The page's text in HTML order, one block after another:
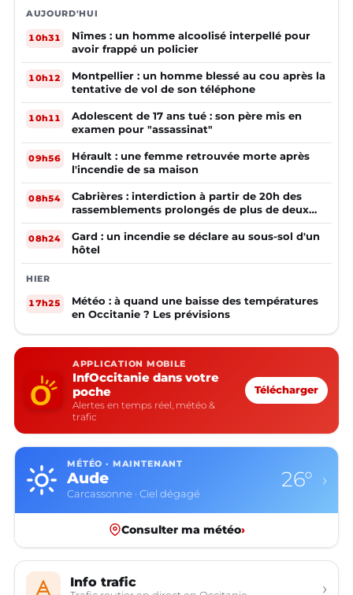
AUJOURD'HUI
10h31
Nîmes : un homme alcoolisé interpellé pour
avoir frappé un policier
10h12
Montpellier : un homme blessé au cou après la
tentative de vol de son téléphone
10h11
Adolescent de 17 ans tué : son père mis en
examen pour "assassinat"
09h56
Hérault : une femme retrouvée morte après
l'incendie de sa maison
08h54
Cabrières : interdiction à partir de 20h des
rassemblements prolongés de plus de deux
mineurs non accompagnés d'un adulte
08h24
Gard : un incendie se déclare au sous-sol d'un
hôtel
HIER
17h25
Météo : à quand une baisse des températures
en Occitanie ? Les prévisions
APPLICATION MOBILE
InfOccitanie dans votre
poche
Alertes en temps réel, météo &
trafic
Télécharger
MÉTÉO · MAINTENANT
Aude
Carcassonne · Ciel dégagé
26° ›
Consulter ma météo›
Info trafic ›